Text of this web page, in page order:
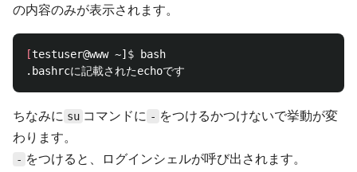
の内容のみが表示されます。
[testuser@www ~] $
bash
ちなみに su コマンドに - をつけるかつけないで挙動が変
わります。
- をつけると、ログインシェルが呼び出されます。